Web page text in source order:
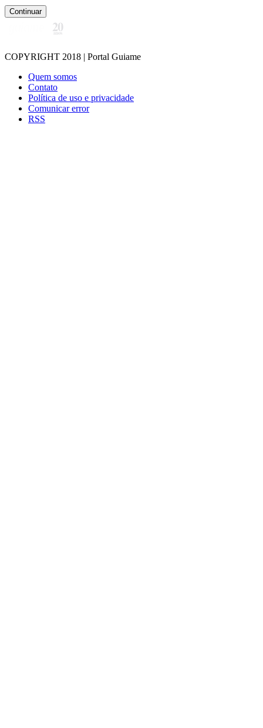
Continuar
COPYRIGHT 2018 | Portal Guiame
Quem somos
Contato
Política de uso e privacidade
Comunicar error
RSS